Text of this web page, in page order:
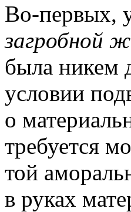
Во-первых,
загробной
была никем
условии
о
требуется
той
в руках